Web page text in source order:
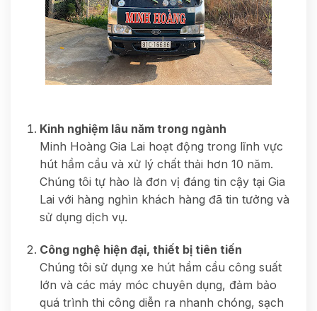
Kinh nghiệm lâu năm trong ngành
Minh Hoàng Gia Lai hoạt động trong lĩnh vực
hút hầm cầu và xử lý chất thải hơn 10 năm.
Chúng tôi tự hào là đơn vị đáng tin cậy tại Gia
Lai với hàng nghìn khách hàng đã tin tưởng và
sử dụng dịch vụ.
Công nghệ hiện đại, thiết bị tiên tiến
Chúng tôi sử dụng xe hút hầm cầu công suất
lớn và các máy móc chuyên dụng, đảm bảo
quá trình thi công diễn ra nhanh chóng, sạch